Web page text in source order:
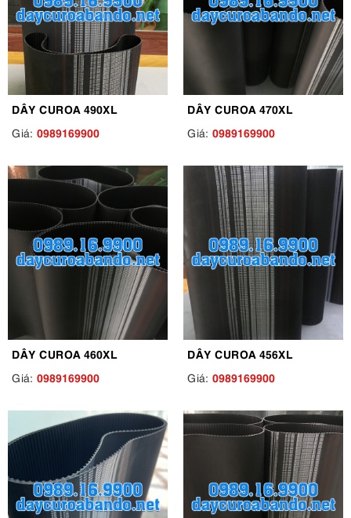
DÂY CUROA 490XL
Giá: 0989169900
DÂY CUROA 470XL
Giá: 0989169900
DÂY CUROA 460XL
Giá: 0989169900
DÂY CUROA 456XL
Giá: 0989169900